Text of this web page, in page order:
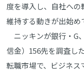
度を導入し、自社へ
維持する動きが出始め
ニッキンが銀行・G
信金）156先を調査し
転職市場で、ビジネ